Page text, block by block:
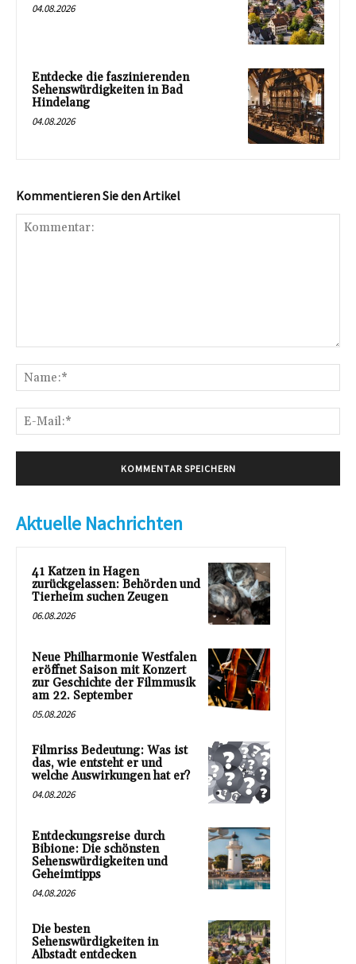
04.08.2026
Entdecke die faszinierenden
Sehenswürdigkeiten in Bad
Hindelang
04.08.2026
Kommentieren Sie den Artikel
Aktuelle Nachrichten
41 Katzen in Hagen
zurückgelassen: Behörden und
Tierheim suchen Zeugen
06.08.2026
Neue Philharmonie Westfalen
eröffnet Saison mit Konzert
zur Geschichte der Filmmusik
am 22. September
05.08.2026
Filmriss Bedeutung: Was ist
das, wie entsteht er und
welche Auswirkungen hat er?
04.08.2026
Entdeckungsreise durch
Bibione: Die schönsten
Sehenswürdigkeiten und
Geheimtipps
04.08.2026
Die besten
Sehenswürdigkeiten in
Albstadt entdecken